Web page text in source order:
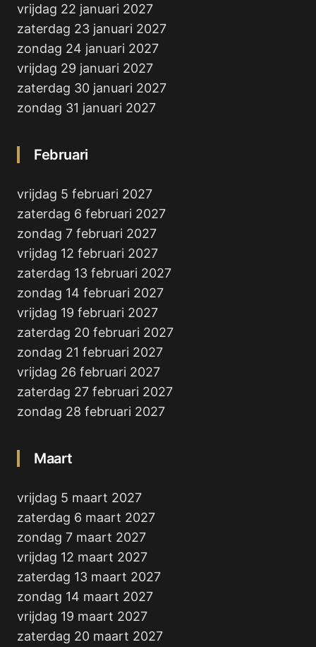
vrijdag 22 januari 2027
zaterdag 23 januari 2027
zondag 24 januari 2027
vrijdag 29 januari 2027
zaterdag 30 januari 2027
zondag 31 januari 2027
Februari
vrijdag 5 februari 2027
zaterdag 6 februari 2027
zondag 7 februari 2027
vrijdag 12 februari 2027
zaterdag 13 februari 2027
zondag 14 februari 2027
vrijdag 19 februari 2027
zaterdag 20 februari 2027
zondag 21 februari 2027
vrijdag 26 februari 2027
zaterdag 27 februari 2027
zondag 28 februari 2027
Maart
vrijdag 5 maart 2027
zaterdag 6 maart 2027
zondag 7 maart 2027
vrijdag 12 maart 2027
zaterdag 13 maart 2027
zondag 14 maart 2027
vrijdag 19 maart 2027
zaterdag 20 maart 2027